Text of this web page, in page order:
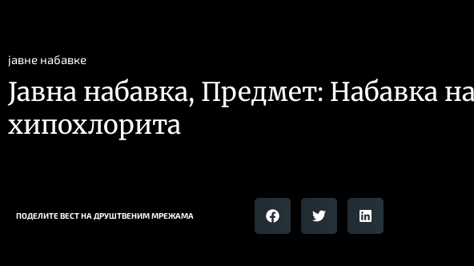
јавне набавке
Јавна набавка, Предмет: Набавка
хипохлорита
ПОДЕЛИТЕ ВЕСТ НА ДРУШТВЕНИМ МРЕЖАМА